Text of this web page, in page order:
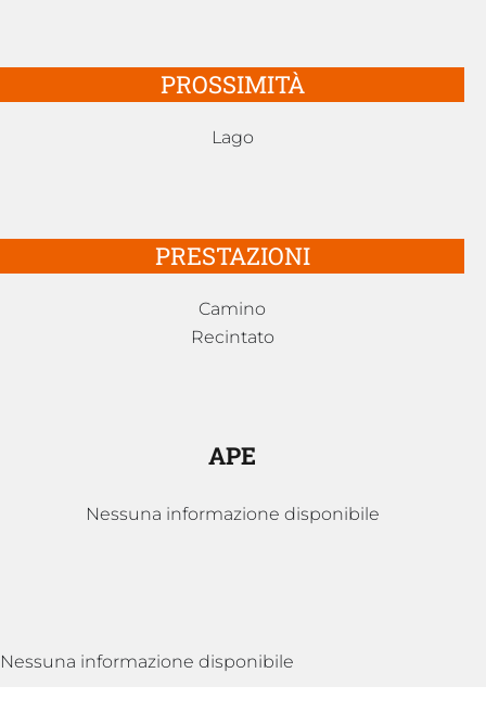
PROSSIMITÀ
Lago
PRESTAZIONI
Camino
Recintato
APE
Nessuna informazione disponibile
Nessuna informazione disponibile